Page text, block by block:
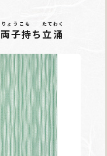
両子持
りょうこも
ち立涌
たてわく